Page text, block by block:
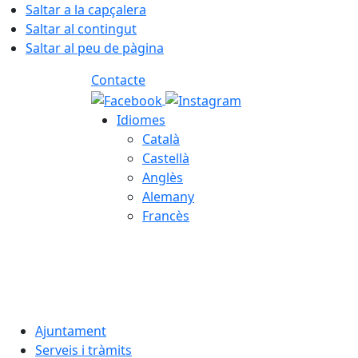
Saltar a la capçalera
Saltar al contingut
Saltar al peu de pàgina
Contacte
Idiomes
Català
Castellà
Anglès
Alemany
Francès
Ajuntament
Serveis i tràmits